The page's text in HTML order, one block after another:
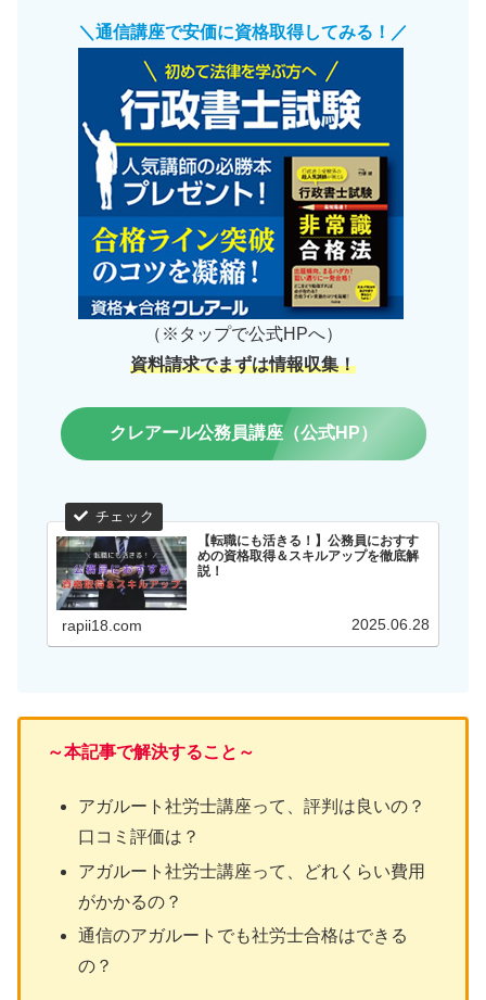
＼通信講座で安価に資格取得してみる！／
（※タップで公式HPへ）
資料請求でまずは情報収集！
クレアール公務員講座（公式HP）
【転職にも活きる！】公務員におすす
めの資格取得＆スキルアップを徹底解
説！
rapii18.com 2025.06.28
～本記事で解決すること～
アガルート社労士講座って、評判は良いの？
口コミ評価は？
アガルート社労士講座って、どれくらい費用
がかかるの？
通信のアガルートでも社労士合格はできる
の？